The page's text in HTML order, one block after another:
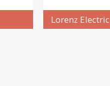
Lorenz Electric